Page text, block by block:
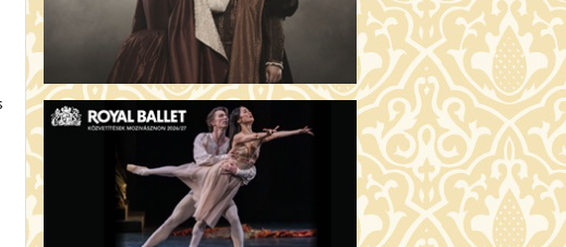
JEGYVÁSÁRLÁS
16:00 Törőcsik Mari terem
TALÁLKOZÁS A BUDDHÁVAL (12)
JEGYVÁSÁRLÁS
17:00 Fábri terem
MOMO (12)
17:00 Csortos terem
ARGENTIN TÖRTÉNETEK (16)
19:00 Fábri terem
AZ ÖRDÖG PRADÁT VISEL 2. (12)
19:00 Csortos terem
ÁDÁM ALMÁI (16)